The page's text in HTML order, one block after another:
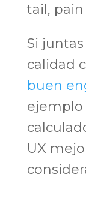
tail,
Si
calidad
buen
ejemplo
UX